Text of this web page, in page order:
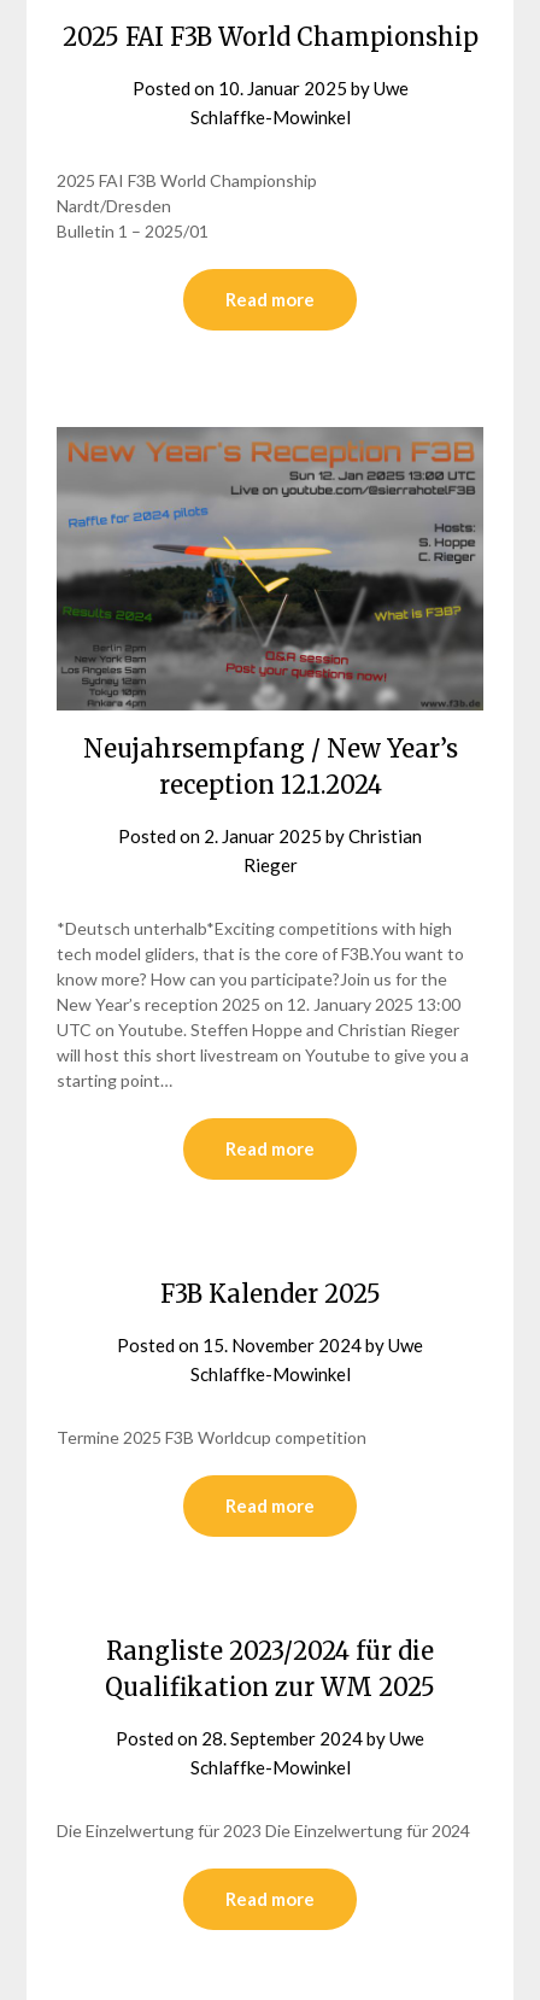
2025 FAI F3B World Championship
Posted on 10. Januar 2025 byUwe
Schlaffke-Mowinkel
2025 FAI F3B World Championship
Nardt/Dresden
Bulletin 1 – 2025/01
Read more
Neujahrsempfang / New Year’s
reception 12.1.2024
Posted on 2. Januar 2025 byChristian
Rieger
*Deutsch unterhalb*Exciting competitions with high
tech model gliders, that is the core of F3B.You want to
know more? How can you participate?Join us for the
New Year’s reception 2025 on 12. January 2025 13:00
UTC on Youtube. Steffen Hoppe and Christian Rieger
will host this short livestream on Youtube to give you a
starting point…
Read more
F3B Kalender 2025
Posted on 15. November 2024byUwe
Schlaffke-Mowinkel
Termine 2025 F3B Worldcup competition
Read more
Rangliste 2023/2024 für die
Qualifikation zur WM 2025
Posted on 28. September 2024byUwe
Schlaffke-Mowinkel
Die Einzelwertung für 2023 Die Einzelwertung für 2024
Read more